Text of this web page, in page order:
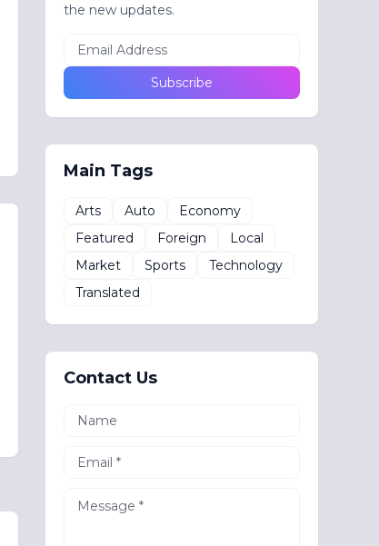
the new updates.
Main Tags
Arts Auto
Economy
Featured
Foreign
Local
Market
Sports
Technology
Translated
Contact Us